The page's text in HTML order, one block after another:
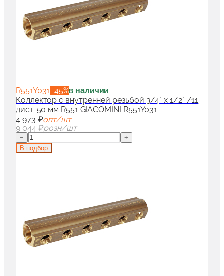
R551Y031−45%в наличии
Коллектор с внутренней резьбой 3/4" x 1/2" /11
дист. 50 мм R551 GIACOMINI R551Y031
4 973 ₽опт/шт
9 044 ₽розн/шт
−
+
В подбор